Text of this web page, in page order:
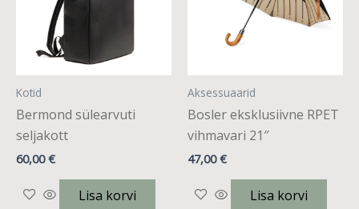
Kotid
Bermond sülearvuti
seljakott
60,00€
Lisa korvi
Aksessuaarid
Bosler eksklusiivne RPET
vihmavari 21″
47,00€
Lisa korvi